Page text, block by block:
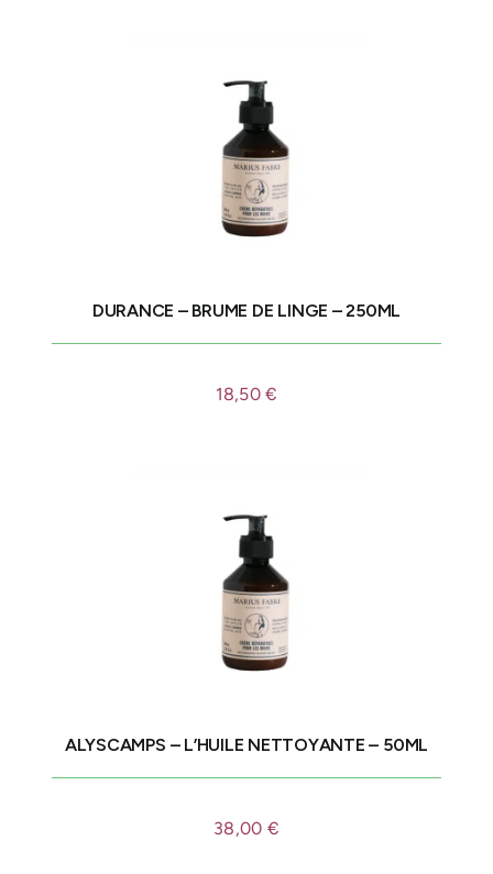
DURANCE – BRUME DE LINGE – 250ML
18,50€
ALYSCAMPS – L’HUILE NETTOYANTE – 50ML
38,00 €